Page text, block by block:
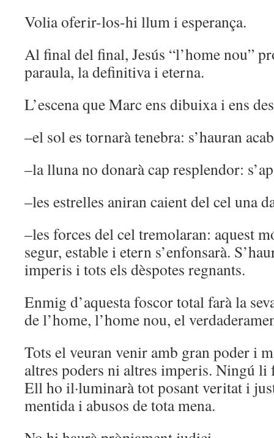
Volia oferir-los-hi llum i esperança.
Al final del final, Jesús “l’home nou”
paraula, la definitiva i eterna.
L’escena que Marc ens dibuixa i ens
–el sol es tornarà tenebra: s’hauran
–la lluna no donarà cap resplendor:
–les estrelles aniran caient del cel una
–les forces del cel tremolaran: aquest
segur, estable i etern s’enfonsarà.
imperis i tots els dèspotes regnants.
Enmig d’aquesta foscor total farà la
de l’home, l’home nou, el
Tots el veuran venir amb gran poder i
altres poders ni altres imperis. Ningú li
Ell ho il·luminarà tot posant veritat i
mentida i abusos de tota mena.